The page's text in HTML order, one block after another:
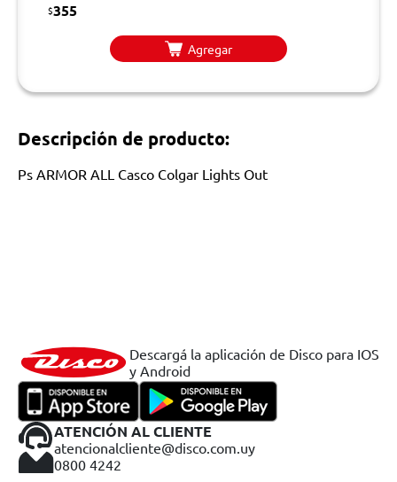
$355
Agregar
Descripción de producto:
Ps ARMOR ALL Casco Colgar Lights Out
Descargá la aplicación de Disco para IOS
y Android
ATENCIÓN AL CLIENTE
atencionalcliente@disco.com.uy
0800 4242